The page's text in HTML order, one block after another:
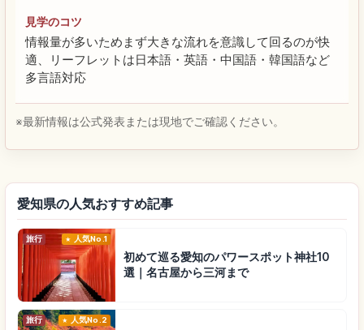
見学のコツ
情報量が多いためまず大きな流れを意識して回るのが快
適、リーフレットは日本語・英語・中国語・韓国語など
多言語対応
※最新情報は公式発表または現地でご確認ください。
愛知県の人気おすすめ記事
旅行 人気No.1
初めて巡る愛知のパワースポット神社10
選｜名古屋から三河まで
旅行 人気No.2